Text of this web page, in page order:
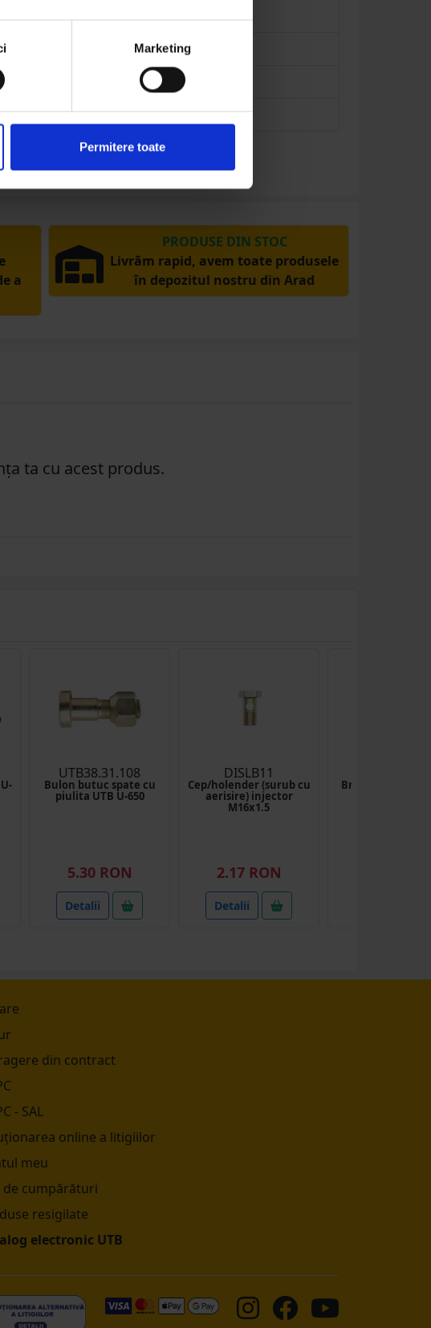
Marketing
Permitere toate
a
PRODUSE DIN STOC
Livrăm rapid, avem toate produsele
în depozitul nostru din Arad
ta cu acest produs.
UTB38.31.108
Bulon butuc spate cu
piulita UTB U-650
5.30 RON
Detalii
DISLB11
Cep/holender (surub cu
aerisire) injector
M16x1.5
2.17 RON
Detalii
Brida arc dublu
din contract
- SAL
online a litigiilor
meu
de cumpărături
resigilate
electronic UTB